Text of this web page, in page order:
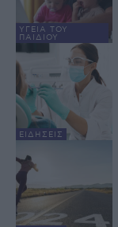
ΥΓΕΊΑ ΤΟΥ
ΠΑΙΔΙΟΎ
ΕΙΔΉΣΕΙΣ